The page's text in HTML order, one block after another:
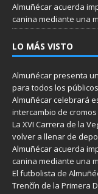
Almuñécar acuerda
canina mediante una
LO MÁS VISTO
Almuñécar presenta
para todos los públicos
Almuñécar celebrará
intercambio de
La XVI Carrera de la
volver a llenar de
Almuñécar acuerda
canina mediante una
El futbolista de
Trenčín de la Primera